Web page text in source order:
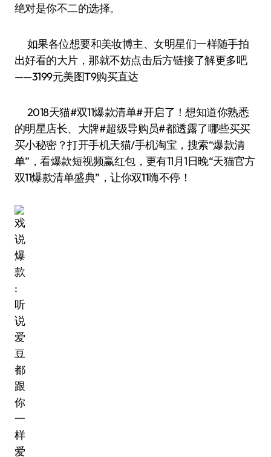
绝对是你不二的选择。
如果各位想要和美妆博主、女明星们一样随手拍
出好看的大片，那就不妨点击后方链接了解更多吧
——3199元美图T9购买直达
2018天猫#双11爆款清单#开启了！想知道你熟悉
的明星店长、大牌#超级导购员#都透露了哪些买买
买小秘密？打开手机天猫/手机淘宝，搜索“爆款清
单”，看爆款短视频赢红包，更有11月1日晚“天猫官方
双11爆款清单盛典”，让你双11嗨不停！